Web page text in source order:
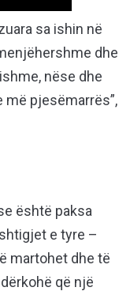
sa ishin në
dhe
nëse dhe
më pjesëmarrës”,
është paksa
e tyre –
martohet dhe të
që një